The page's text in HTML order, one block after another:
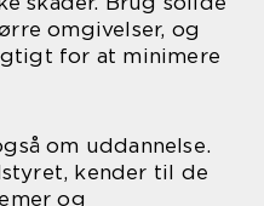
omgivelser, og
for at minimere
om uddannelse.
kender til de
og